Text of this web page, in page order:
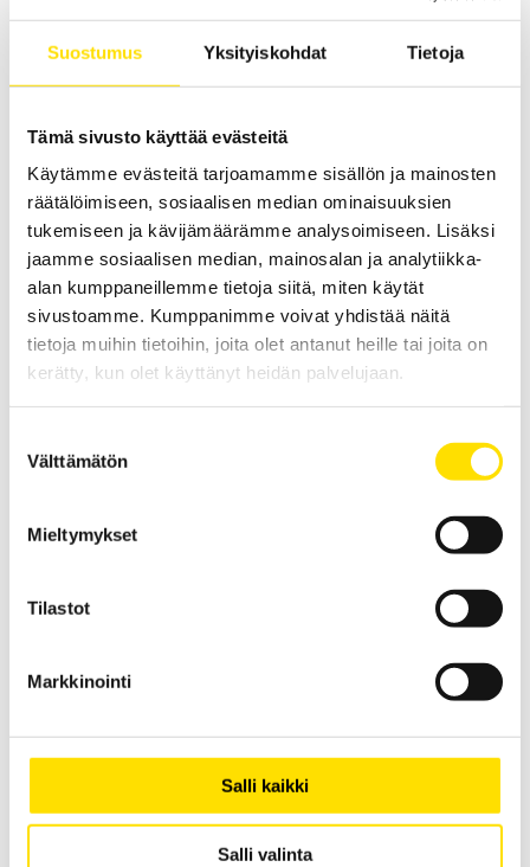
Suostumus Yksityiskohdat Tietoja
Tämä sivusto käyttää evästeitä
Käytämme evästeitä tarjoamamme sisällön ja mainosten
räätälöimiseen, sosiaalisen median ominaisuuksien
tukemiseen ja kävijämäärämme analysoimiseen. Lisäksi
jaamme sosiaalisen median, mainosalan ja analytiikka-
alan kumppaneillemme tietoja siitä, miten käytät
sivustoamme. Kumppanimme voivat yhdistää näitä
tietoja muihin tietoihin, joita olet antanut heille tai joita on
kerätty, kun olet käyttänyt heidän palvelujaan.
valinta
Välttämätön
Mieltymykset
Tilastot
Markkinointi
Salli kaikki
Salli valinta
Mecmesin OmniTest™ 7,5 motorisoitu
materiaalitesteri
PC-ohjattu testijalusta/vetovoimatesteri materiaali- ja
LUE LISÄÄ